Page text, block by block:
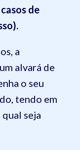
de
a
alvará de
o seu
tendo em
seja